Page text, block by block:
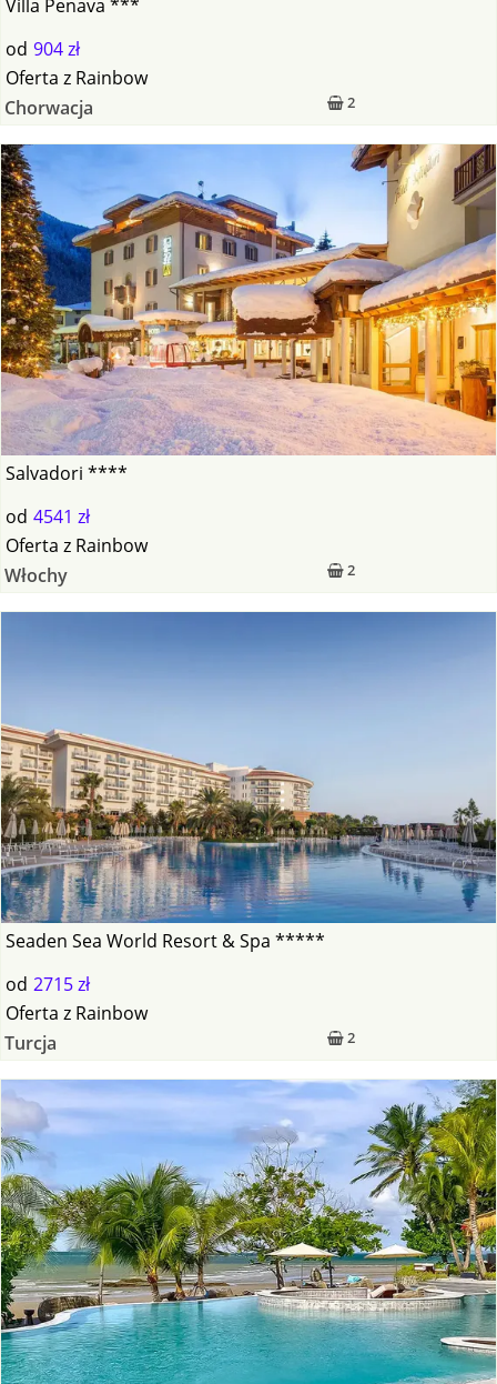
Villa Penava ***
od 904 zł
2
Oferta z Rainbow
Chorwacja
Salvadori ****
od 4541 zł
2
Oferta z Rainbow
Włochy
Seaden Sea World Resort & Spa *****
od 2715 zł
2
Oferta z Rainbow
Turcja